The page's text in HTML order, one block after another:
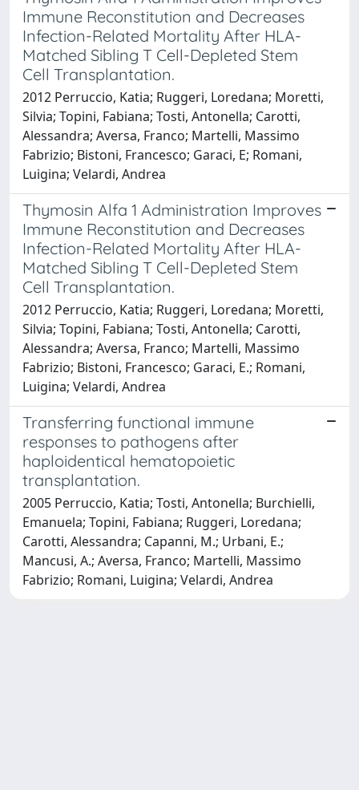
Immune Reconstitution and Decreases
Infection-Related Mortality After HLA-
Matched Sibling T Cell-Depleted Stem
Cell Transplantation.
2012 Perruccio, Katia; Ruggeri, Loredana; Moretti,
Silvia; Topini, Fabiana; Tosti, Antonella; Carotti,
Alessandra; Aversa, Franco; Martelli, Massimo
Fabrizio; Bistoni, Francesco; Garaci, E; Romani,
Luigina; Velardi, Andrea
Thymosin Alfa 1 Administration Improves
Immune Reconstitution and Decreases
Infection-Related Mortality After HLA-
Matched Sibling T Cell-Depleted Stem
Cell Transplantation.
2012 Perruccio, Katia; Ruggeri, Loredana; Moretti,
Silvia; Topini, Fabiana; Tosti, Antonella; Carotti,
Alessandra; Aversa, Franco; Martelli, Massimo
Fabrizio; Bistoni, Francesco; Garaci, E.; Romani,
Luigina; Velardi, Andrea
Transferring functional immune
responses to pathogens after
haploidentical hematopoietic
transplantation.
2005 Perruccio, Katia; Tosti, Antonella; Burchielli,
Emanuela; Topini, Fabiana; Ruggeri, Loredana;
Carotti, Alessandra; Capanni, M.; Urbani, E.;
Mancusi, A.; Aversa, Franco; Martelli, Massimo
Fabrizio; Romani, Luigina; Velardi, Andrea